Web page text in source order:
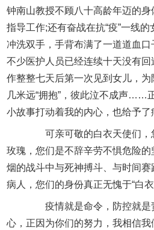
钟南山教授不顾八十高龄年迈的身
指导工作;还有奋战在抗“疫”一线
冲洗双手，手背布满了一道道血
不少医护人员已经连续十天没有
作整整七天后第一次见到女儿，
几米远“拥抱”，彼此泣不成声……
小故事打动着我的内心，也给予了
可亲可敬的白衣天使们，
玫瑰，您们是不辞辛劳不惧危险
烟的战斗中与死神搏斗、与时间
病人，您们的身份真正无愧于“白
疫情就是命令，防控就是
心，正因为你们的努力，我相信